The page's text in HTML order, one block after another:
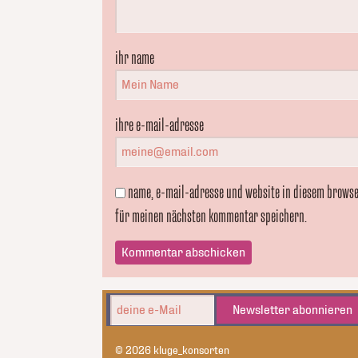
ihr name
ihre e-mail-adresse
name, e-mail-adresse und website in diesem
für meinen nächsten kommentar speichern.
Newsletter abonnieren
© 2026 kluge_konsorten